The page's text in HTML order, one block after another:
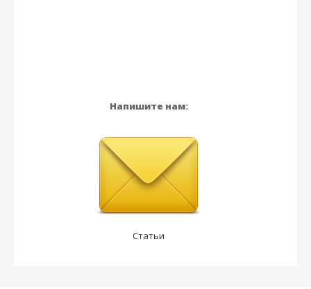
Напишите нам:
Статьи